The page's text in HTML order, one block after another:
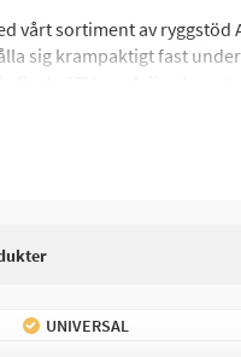
vårt sortiment av
sig krampaktigt fast
UNIVERSAL